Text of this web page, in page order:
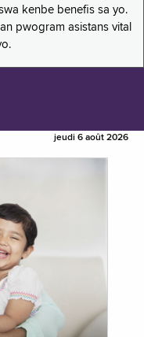
kenbe benefis sa yo.
pwogram asistans vital
jeudi 6 août 2026